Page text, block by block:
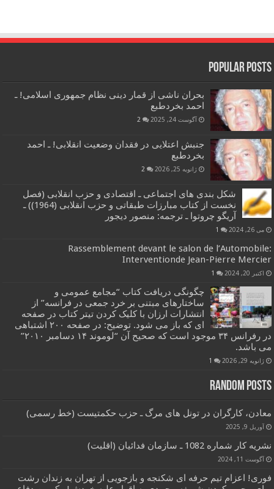
Popular Posts
بحران ناشی از قمار دینی نظام جمهوری اسلامی! ـ
احمد بخردطبع
آگوست 24, 2025 2
جنبش اعتلایی در فقدان وضعیت انقلابی! ـ احمد
بخردطبع
ژانویه 25, 2026 2
شکل بندی های اجتماعی ـ اقتصادی و حزب انقلابی (فصل
نخست از کتاب مبارزات طبقاتی و حزب انقلابی (1964)) ـ
آریگو چروتوا ـ ترجمه: منصور دیجور
می 26, 2024 1
Rassemblement devant le salon de l’Automobile:
Interventionde Jean-Pierre Mercier
اکتبر 20, 2024 1
چگونگی دریافت کتاب “مجامع عمومی و
ساختارهای مبتنی بر خرد جمعی در فرانسه” از
انتشارات ارزان با کلیک کردن تیتر کتاب در صفحه
ای که باز می شود. توضیح: در صفحه ۲۰۰ اشتباهی
در رفرانس ۳۴ موجود است که صحیح آن “لوموند ۱۴ دسامبر ۲۰۱۰”
می باشد.
ژانویه 29, 2026 1
Random Posts
معادن، کارگران در تونل های مرگ ـ حزب حکمتیست (خط رسمی)
آوریل 9, 2025
نشریه کار شماره 1082 ـ سازمان فدائیان (اقلیت)
آگوست 11, 2024
فوری! اعزام تیم حرفه ای شکنجه و بازجویی از تهران به زندان رشت